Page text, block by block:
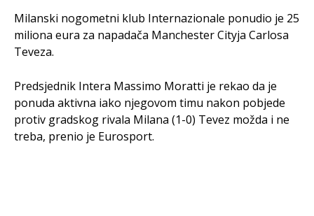
Milanski nogometni klub Internazionale ponudio je 25
miliona eura za napadača Manchester Cityja Carlosa
Teveza.
Predsjednik Intera Massimo Moratti je rekao da je
ponuda aktivna iako njegovom timu nakon pobjede
protiv gradskog rivala Milana (1-0) Tevez možda i ne
treba, prenio je Eurosport.